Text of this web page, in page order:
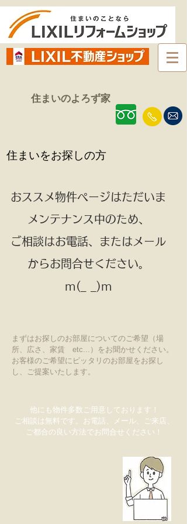
住まいのよろず家
住まいをお探しの方
まずはお探しのお部屋についてのご希望（場
所、広さ、家賃 etc...）をお聞かせください。
お客様のご希望にピッタリのお部屋をお探し
し、ご提案いたします。
他にも物件多数ご用意しております！
ご相談は無料です。お電話、メール、ご来店、
ご都合の良い方法でお問合せください！
おススメ物件ページはただいま
メンテナンス中のため、
ご相談はお電話、またはメール
からお問合せください。
​m(_ _)m